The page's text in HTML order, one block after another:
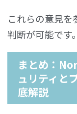
これらの意見を
判断が可能です。
まとめ：
ュリティと
底解説